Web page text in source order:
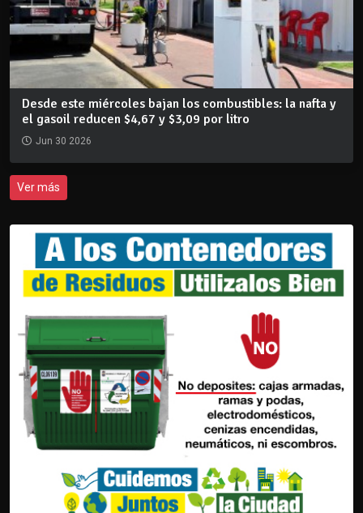
Desde este miércoles bajan los combustibles: la nafta y
el gasoil reducen $4,67 y $3,09 por litro
Jun 30 2026
Ver más